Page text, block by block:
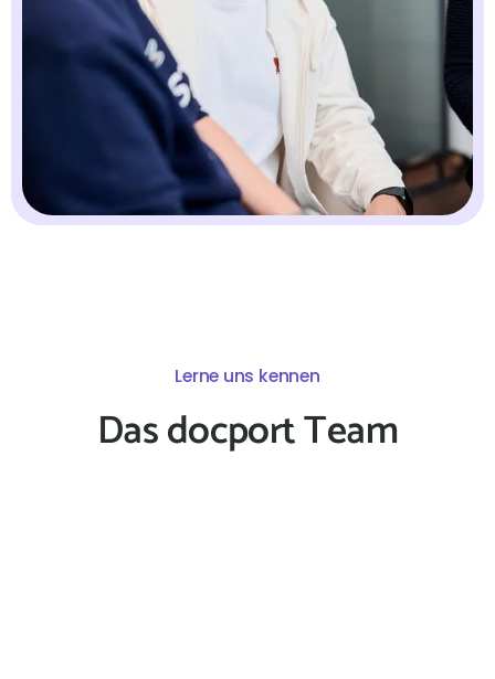
Lerne uns kennen
Das docport Team